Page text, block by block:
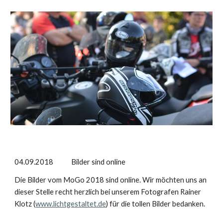
04.09.2018 Bilder sind online
Die Bilder vom MoGo 2018 sind online. Wir möchten uns an
dieser Stelle recht herzlich bei unserem Fotografen Rainer
Klotz (www.lichtgestaltet.de) für die tollen Bilder bedanken.